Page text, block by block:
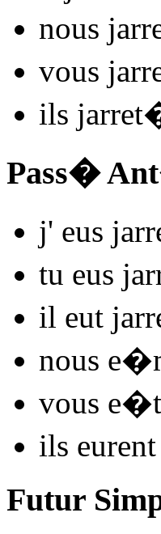
nous
vous
ils jarret
Pass�
j' eus
tu eus
il eut
nous
vous
ils
Futur